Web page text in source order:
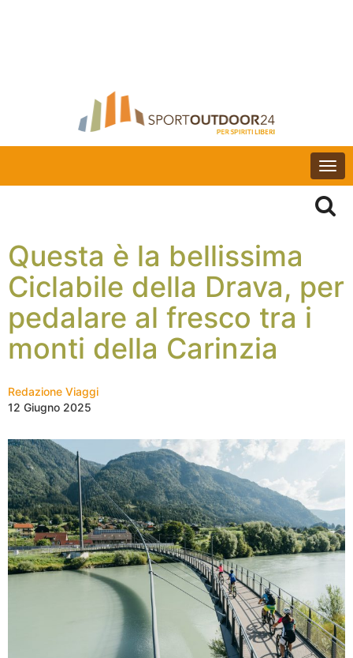
Questa è la bellissima
Ciclabile della Drava, per
pedalare al fresco tra i
monti della Carinzia
Redazione Viaggi
12 Giugno 2025